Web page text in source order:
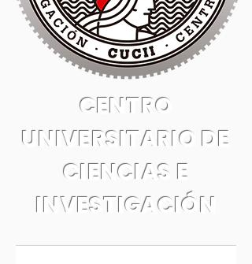
CENTRO
UNIVERSITARIO DE
CIENCIAS E
INVESTIGACIÓN